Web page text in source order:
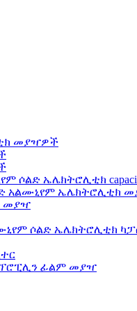
መያዣዎች
ሶልድ ኤሌክትሮሊቲክ
አልሙኒየም ኤሌክትሮሊቲክ
መያዣ
ሶልድ ኤሌክትሮሊቲክ
ፊልም መያዣ